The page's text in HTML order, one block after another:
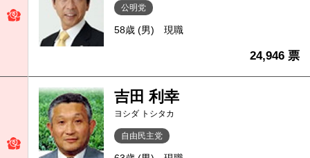
公明党
58歳 (男) 現職
24,946 票
吉田 利幸
ヨシダ トシタカ
自由民主党